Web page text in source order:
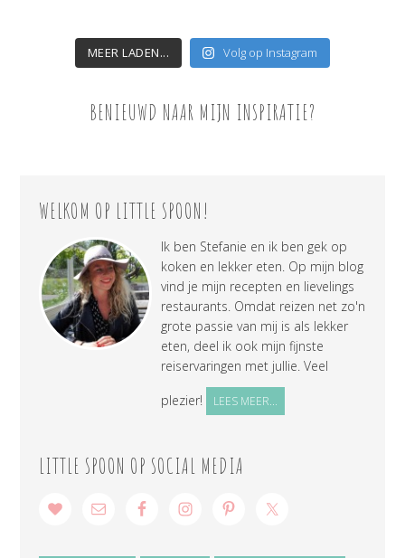
MEER LADEN... Volg op Instagram
BENIEUWD NAAR MIJN INSPIRATIE?
WELKOM OP LITTLE SPOON!
Ik ben Stefanie en ik ben gek op
koken en lekker eten. Op mijn blog
vind je mijn recepten en lievelings
restaurants. Omdat reizen net zo'n
grote passie van mij is als lekker
eten, deel ik ook mijn fijnste
reiservaringen met jullie. Veel
plezier!
LEES MEER...
LITTLE SPOON OP SOCIAL MEDIA